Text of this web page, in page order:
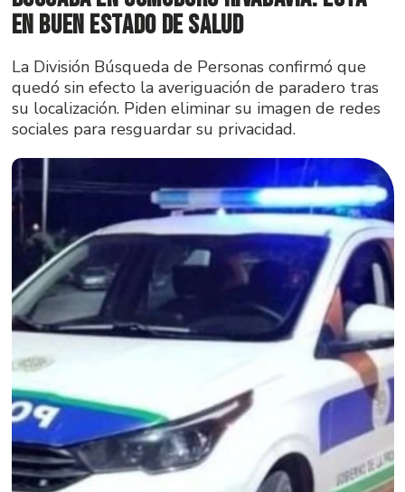
en buen estado de salud
La División Búsqueda de Personas confirmó que
quedó sin efecto la averiguación de paradero tras
su localización. Piden eliminar su imagen de redes
sociales para resguardar su privacidad.